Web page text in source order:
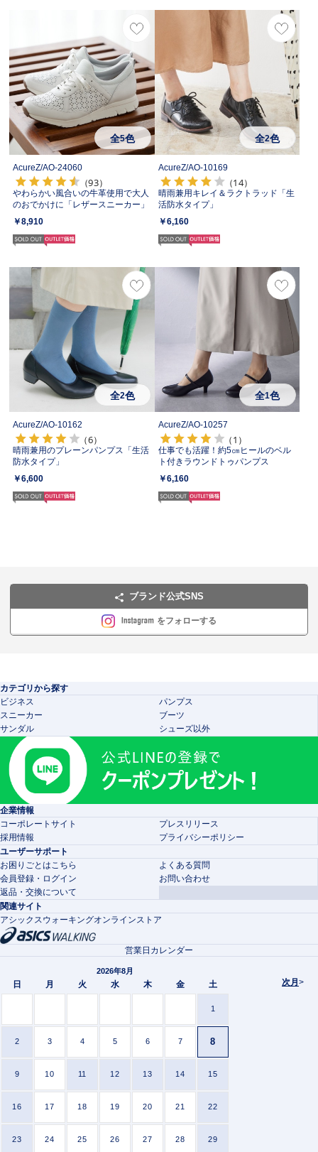
全5色
AcureZ/AO-24060
（93）
やわらかい風合いの牛革使用で大人
のおでかけに「レザースニーカー」
￥8,910
全2色
AcureZ/AO-10169
（14）
晴雨兼用キレイ＆ラクトラッド「生
活防水タイプ」
￥6,160
全2色
AcureZ/AO-10162
（6）
晴雨兼用のプレーンパンプス「生活
防水タイプ」
￥6,600
全1色
AcureZ/AO-10257
（1）
仕事でも活躍！約5㎝ヒールのベル
ト付きラウンドトゥパンプス
￥6,160
ブランド公式SNS
をフォローする
カテゴリから探す
ビジネス
パンプス
スニーカー
ブーツ
サンダル
シューズ以外
企業情報
コーポレートサイト
プレスリリース
採用情報
プライバシーポリシー
ユーザーサポート
お困りごとはこちら
よくある質問
会員登録・ログイン
お問い合わせ
返品・交換について
関連サイト
アシックスウォーキングオンラインストア
次月>
営業日カレンダー
2026年8月
日 月 火 水 木 金 土
1
2 3 4 5 6 7 8
9 10 11 12 13 14 15
16 17 18 19 20 21 22
23 24 25 26 27 28 29